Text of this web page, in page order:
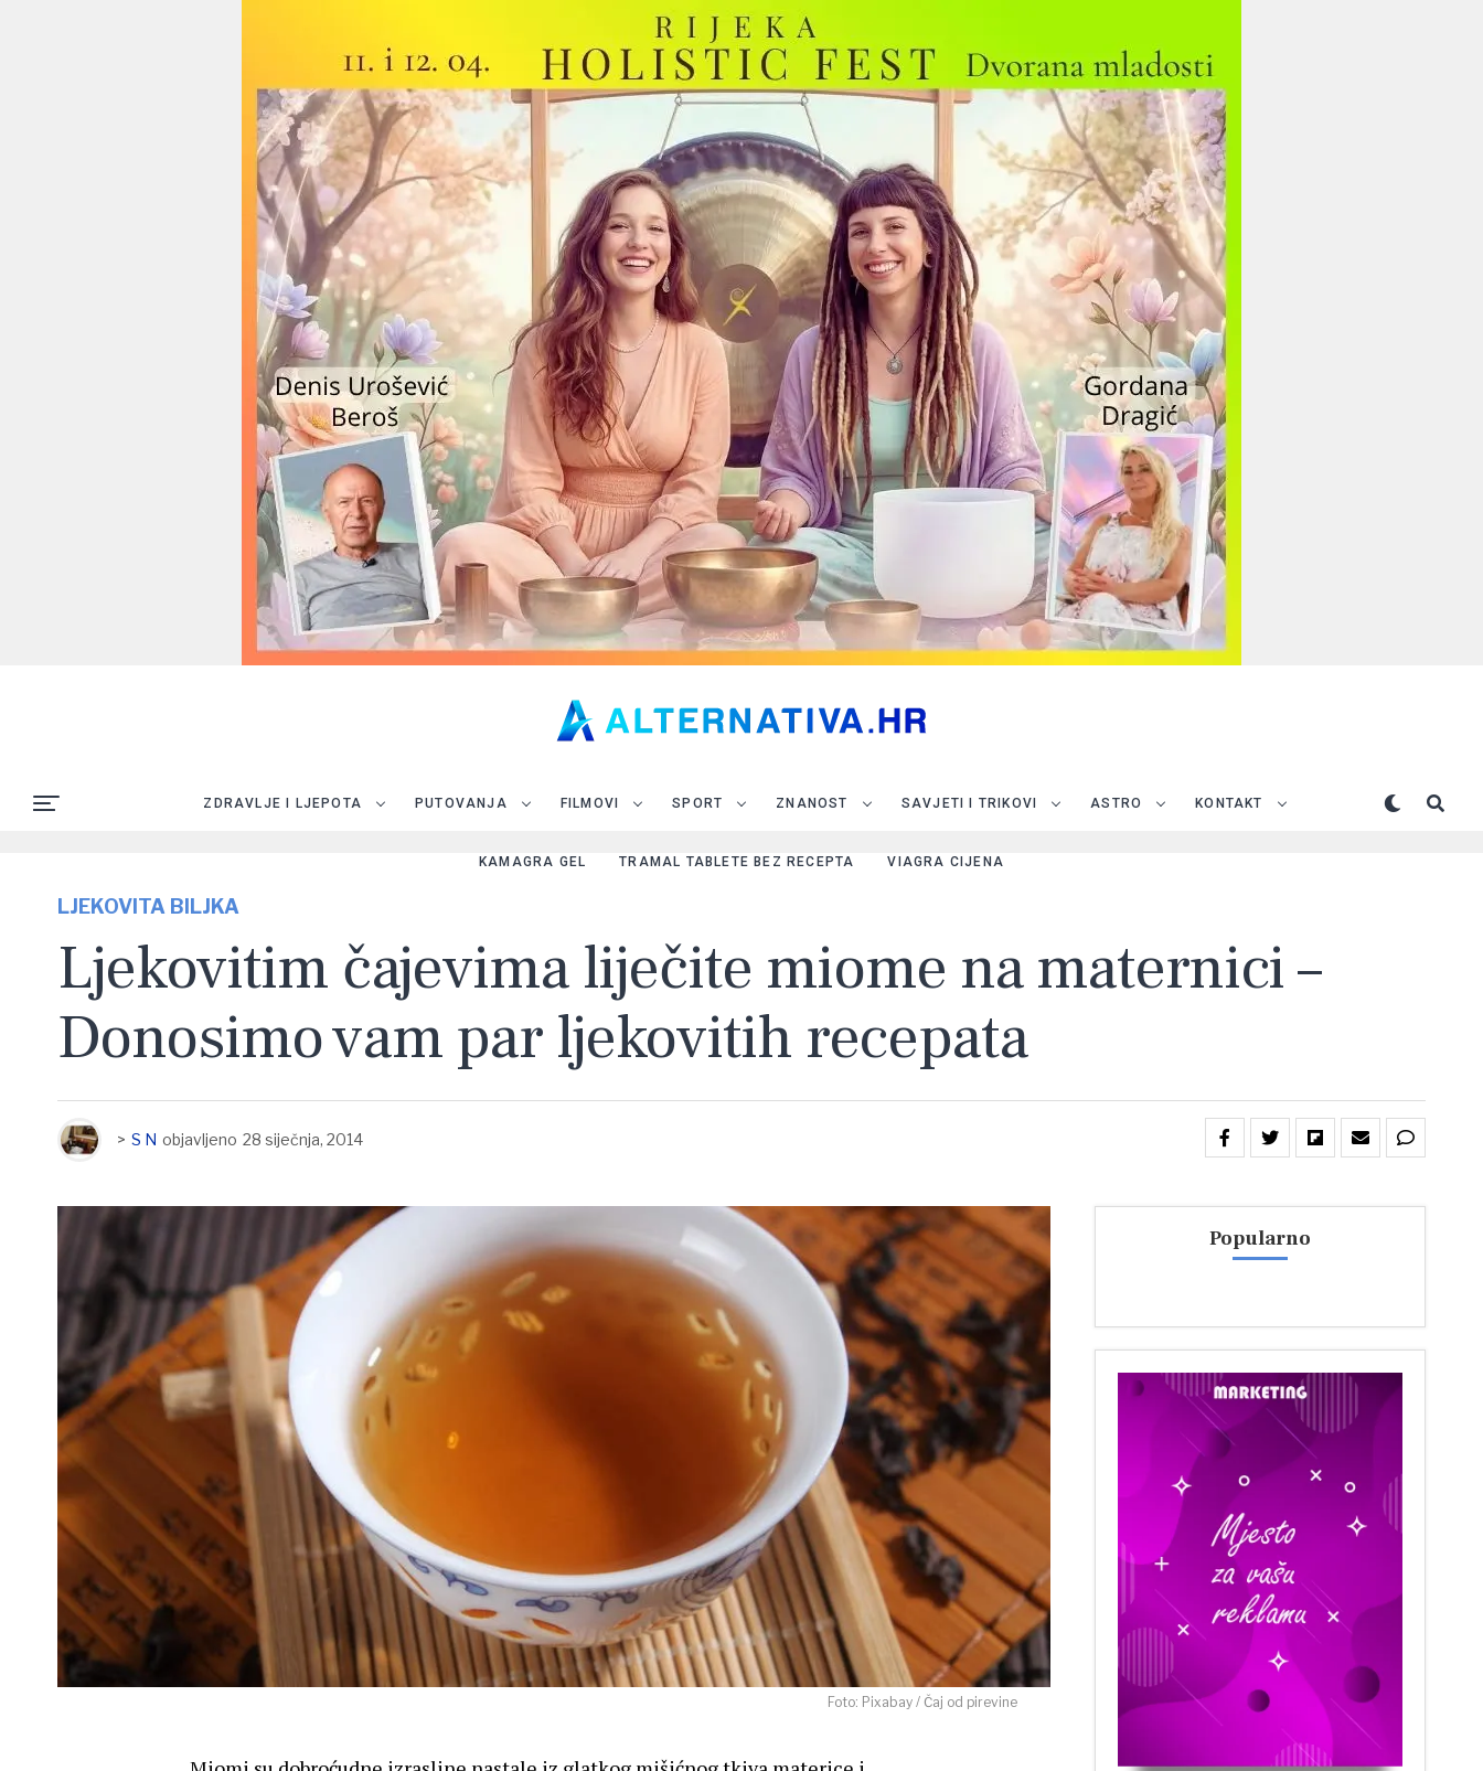
ZDRAVLJE I LJEPOTA PUTOVANJA FILMOVI SPORT ZNANOST SAVJETI I TRIKOVI ASTRO KONTAKT
KAMAGRA GEL TRAMAL TABLETE BEZ RECEPTA VIAGRA CIJENA
LJEKOVITA BILJKA
Ljekovitim čajevima liječite miome na maternici –
Donosimo vam par ljekovitih recepata
> S N objavljeno 28 siječnja, 2014
Foto: Pixabay / Čaj od pirevine
Popularno